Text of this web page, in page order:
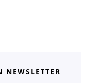
NEWSLETTER